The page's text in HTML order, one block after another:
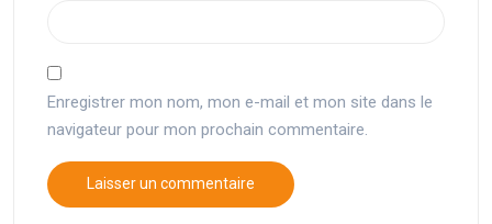
Enregistrer mon nom, mon e-mail et mon site dans le
navigateur pour mon prochain commentaire.